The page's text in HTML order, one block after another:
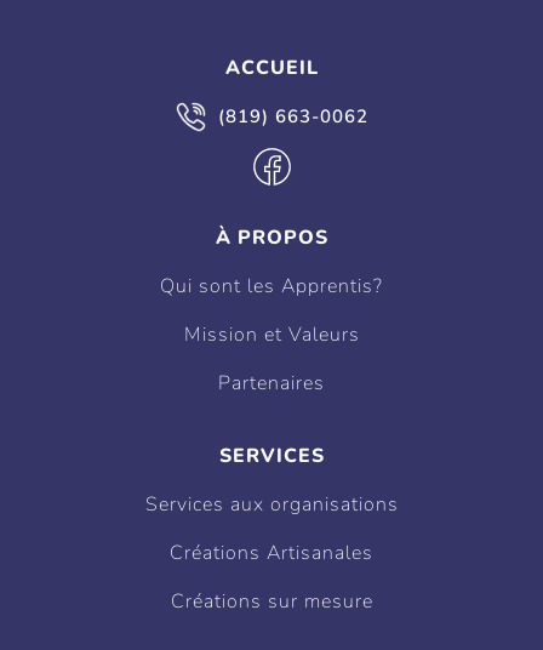
ACCUEIL
(819) 663-0062
À PROPOS
Qui sont les Apprentis?
Mission et Valeurs
Partenaires
SERVICES
Services aux organisations
Créations Artisanales
Créations sur mesure